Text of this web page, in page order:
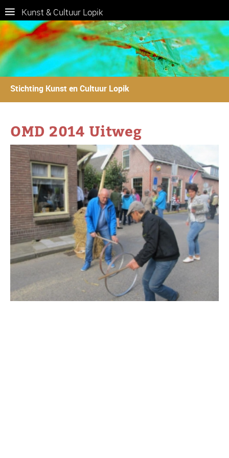
Kunst & Cultuur Lopik
Stichting Kunst en Cultuur Lopik
OMD 2014 Uitweg